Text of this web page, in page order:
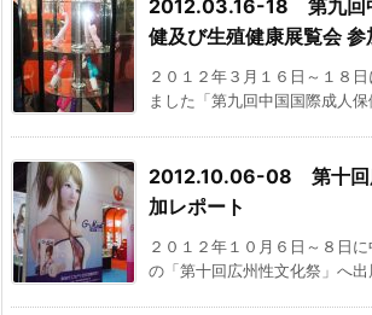
2012.03.16-18 第九回
健及び生殖健康展覧会 参
２０１２年３月１６日～１８
ました「第九回中国国際成人
2012.10.06-08 第十回
加レポート
２０１２年１０月６日～８日
の「第十回広州性文化祭」へ